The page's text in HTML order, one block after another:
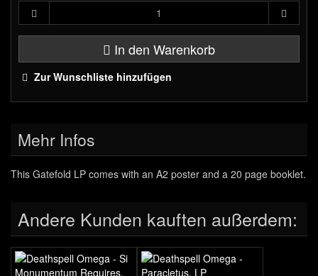
In den Warenkorb
Zur Wunschliste hinzufügen
Mehr Infos
This Gatefold LP comes with an A2 poster and a 20 page booklet.
Andere Kunden kauften außerdem: